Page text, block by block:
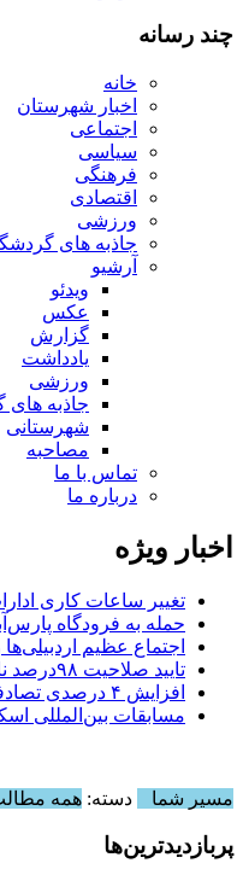
چند رسانه
خانه
اخبار شهرستان
اجتماعی
سیاسی
فرهنگی
اقتصادی
ورزشی
جاذبه های
آرشیو
ویدئو
عکس
گزارش
یادداشت
ورزشی
جاذبه
شهرستانی
مصاحبه
تماس با ما
درباره ما
اخبار ویژه
تغییر ساعات کاری
حمله به فرودگاه
اجتماع عظیم
تایید صلاحیت ۹۸درصد نامزدهای شوراهای روستای اردبیل
افزایش ۴ درصدی تصادفات فوتی در جاده‌های اردبیل
مسابقات بین‌المللی
مسیر شما
دسته: همه
پربازدیدترین‌ها